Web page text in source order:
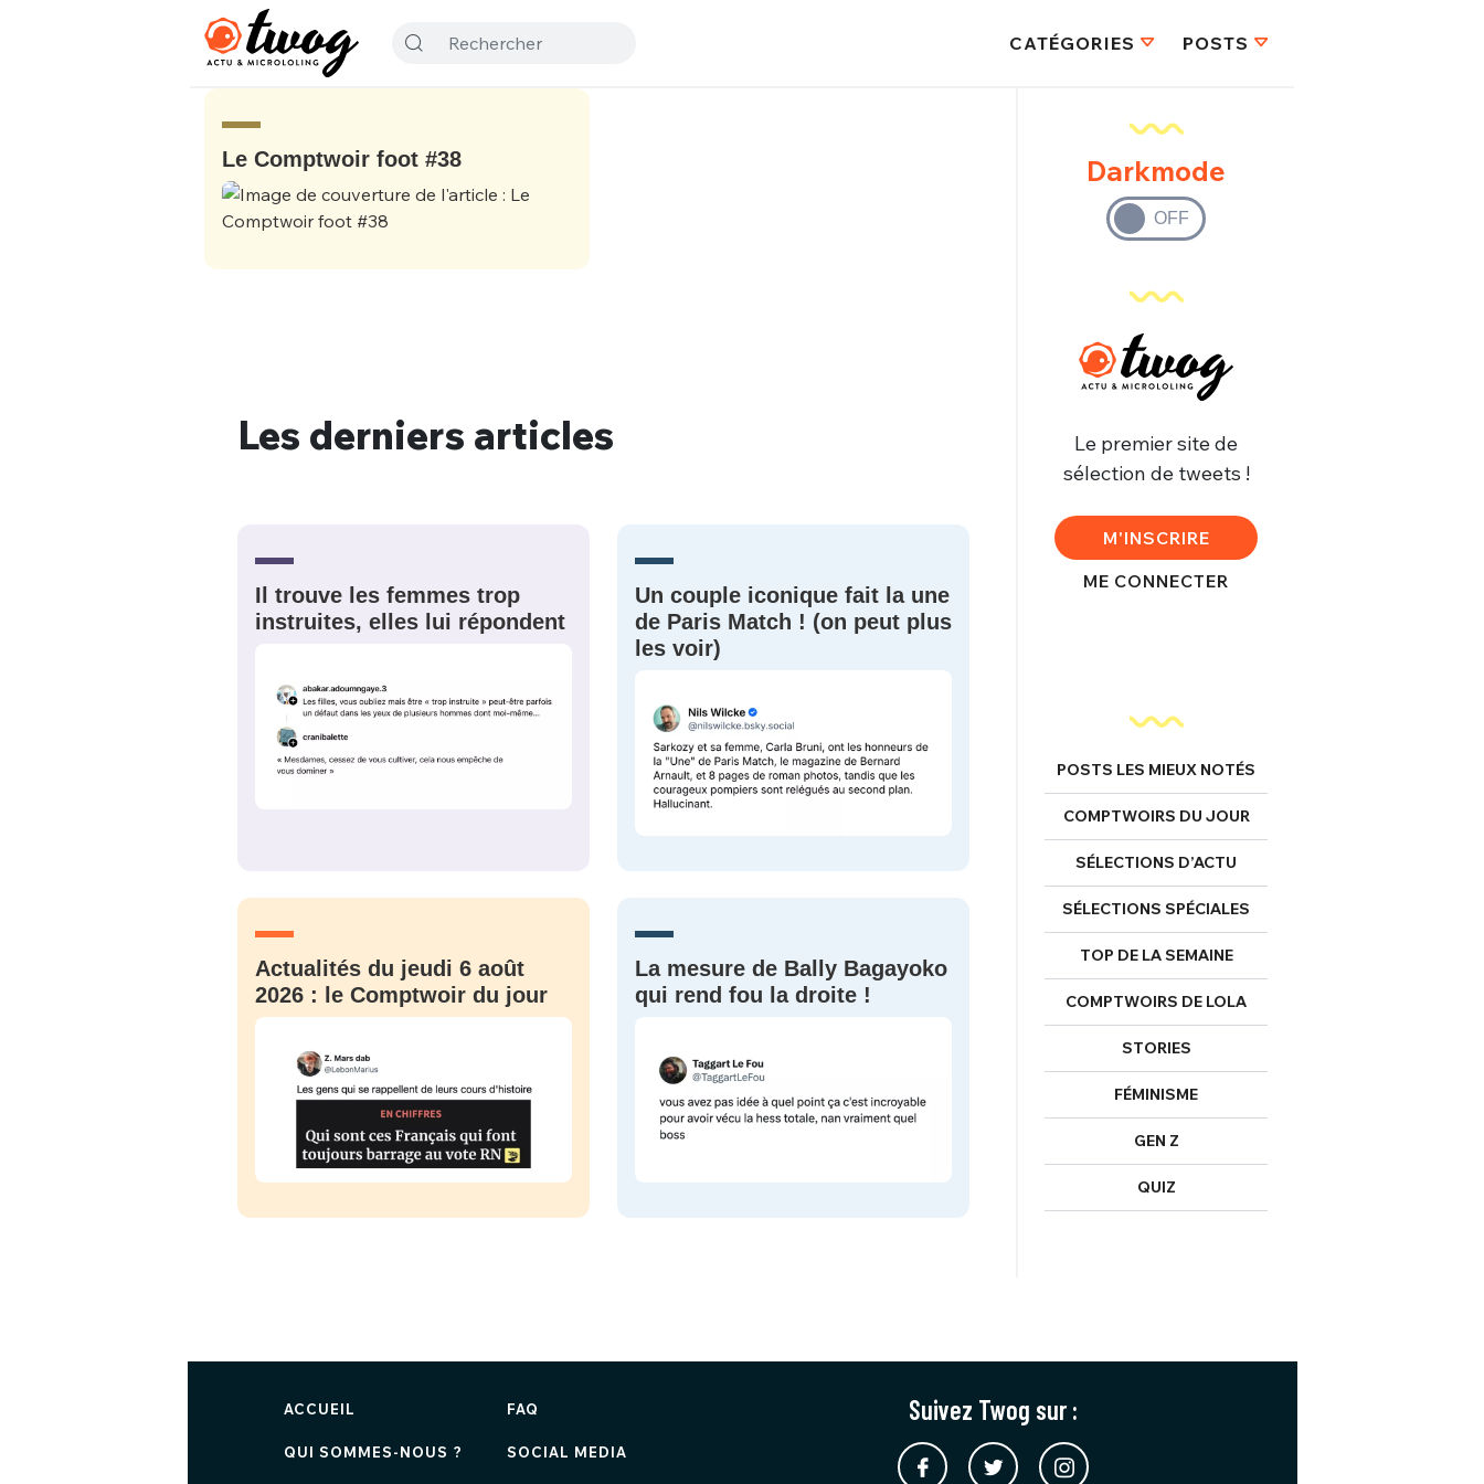
CATÉGORIES POSTS
Le Comptwoir foot #38
Les derniers articles
Il trouve les femmes trop
instruites, elles lui répondent
Un couple iconique fait la une
de Paris Match ! (on peut plus
les voir)
Actualités du jeudi 6 août
2026 : le Comptwoir du jour
La mesure de Bally Bagayoko
qui rend fou la droite !
Darkmode
Le premier site de
sélection de tweets !
M'INSCRIRE
ME CONNECTER
POSTS LES MIEUX NOTÉS
COMPTWOIRS DU JOUR
SÉLECTIONS D’ACTU
SÉLECTIONS SPÉCIALES
TOP DE LA SEMAINE
COMPTWOIRS DE LOLA
STORIES
FÉMINISME
GEN Z
QUIZ
ACCUEIL
QUI SOMMES-NOUS ?
FAQ
SOCIAL MEDIA
Suivez Twog sur :
FERMER
EMAIL*
Connexion
MOT DE PASSE
Que souhaitez-vous proposer ?
Quelques
C'EST PARTI
Ma propre
ME CONNECTER
Un Thread
C'EST PARTI